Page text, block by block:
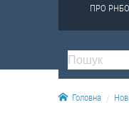
ПРО
Головна